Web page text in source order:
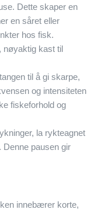
Dette skaper en
en såret eller
hos fisk.
nøyaktig kast til
til å gi skarpe,
og intensiteten
fiskeforhold og
la rykteagnet
Denne pausen gir
innebærer korte,